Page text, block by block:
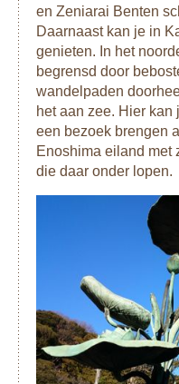
en Zeniarai Benten
Daarnaast kan je in
genieten. In het
begrensd door
wandelpaden
het aan zee. Hier kan
een bezoek brengen
Enoshima eiland met
die daar onder lopen.